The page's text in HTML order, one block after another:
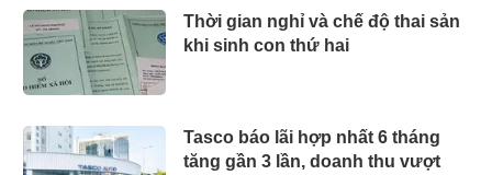
Thời gian nghỉ và chế độ thai sản
khi sinh con thứ hai
Tasco báo lãi hợp nhất 6 tháng
tăng gần 3 lần, doanh thu vượt